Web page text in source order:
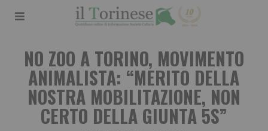
NO ZOO A TORINO, MOVIMENTO
ANIMALISTA: “MERITO DELLA
NOSTRA MOBILITAZIONE, NON
CERTO DELLA GIUNTA 5S”